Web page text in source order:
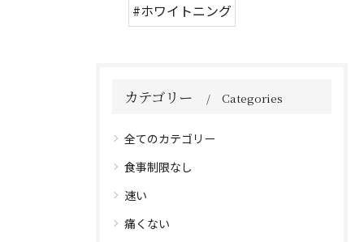
#ホワイトニング
カテゴリー Categories
全てのカテゴリー
食事制限なし
速い
痛くない